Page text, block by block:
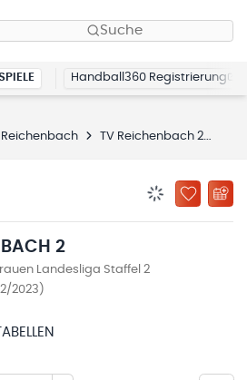
Suche
Handball360 Registrierung
Reichenbach TV Reichenbach 2
ZU
2
Landesliga Staffel 2
2023)
TABELLEN